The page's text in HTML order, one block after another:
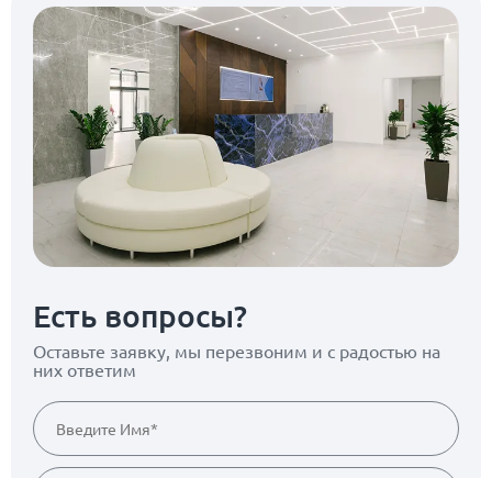
Есть вопросы?
Оставьте заявку, мы перезвоним и с радостью на
них ответим